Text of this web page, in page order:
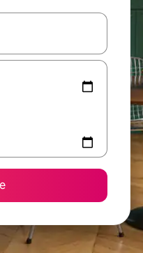
navigiere mit den